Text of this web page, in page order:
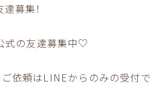
募集！
式の友達募集中♡
依頼はLINEからのみの受付